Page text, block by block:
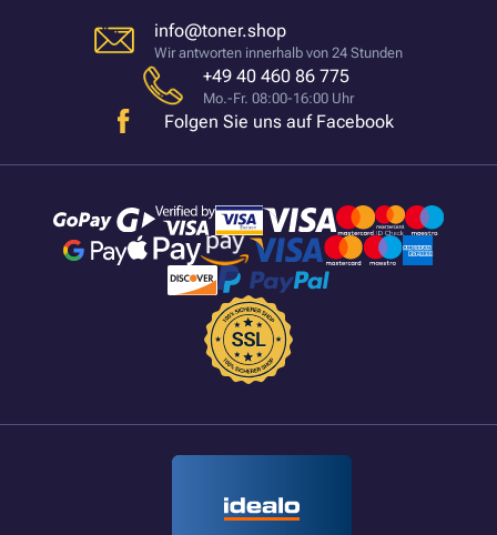
info@toner.shop
Wir antworten innerhalb von 24 Stunden
+49 40 460 86 775
Mo.-Fr. 08:00-16:00 Uhr
Folgen Sie uns auf Facebook